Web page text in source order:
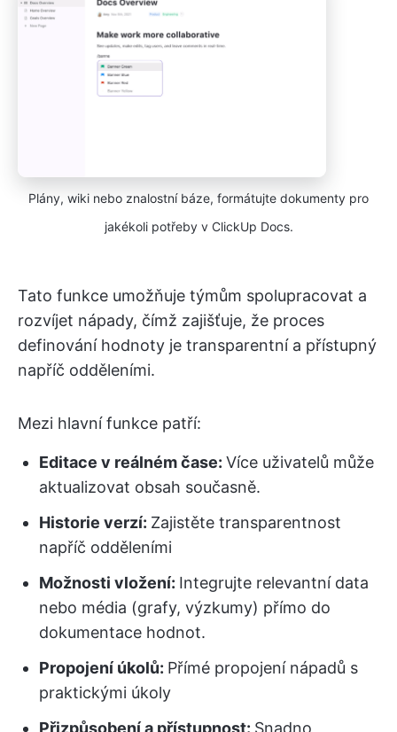
Plány, wiki nebo znalostní báze, formátujte dokumenty pro
jakékoli potřeby v ClickUp Docs.
Tato funkce umožňuje týmům spolupracovat a
rozvíjet nápady, čímž zajišťuje, že proces
definování hodnoty je transparentní a přístupný
napříč odděleními.
Mezi hlavní funkce patří:
Editace v reálném čase: Více uživatelů může
aktualizovat obsah současně.
Historie verzí: Zajistěte transparentnost
napříč odděleními
Možnosti vložení: Integrujte relevantní data
nebo média (grafy, výzkumy) přímo do
dokumentace hodnot.
Propojení úkolů: Přímé propojení nápadů s
praktickými úkoly
Přizpůsobení a přístupnost: Snadno